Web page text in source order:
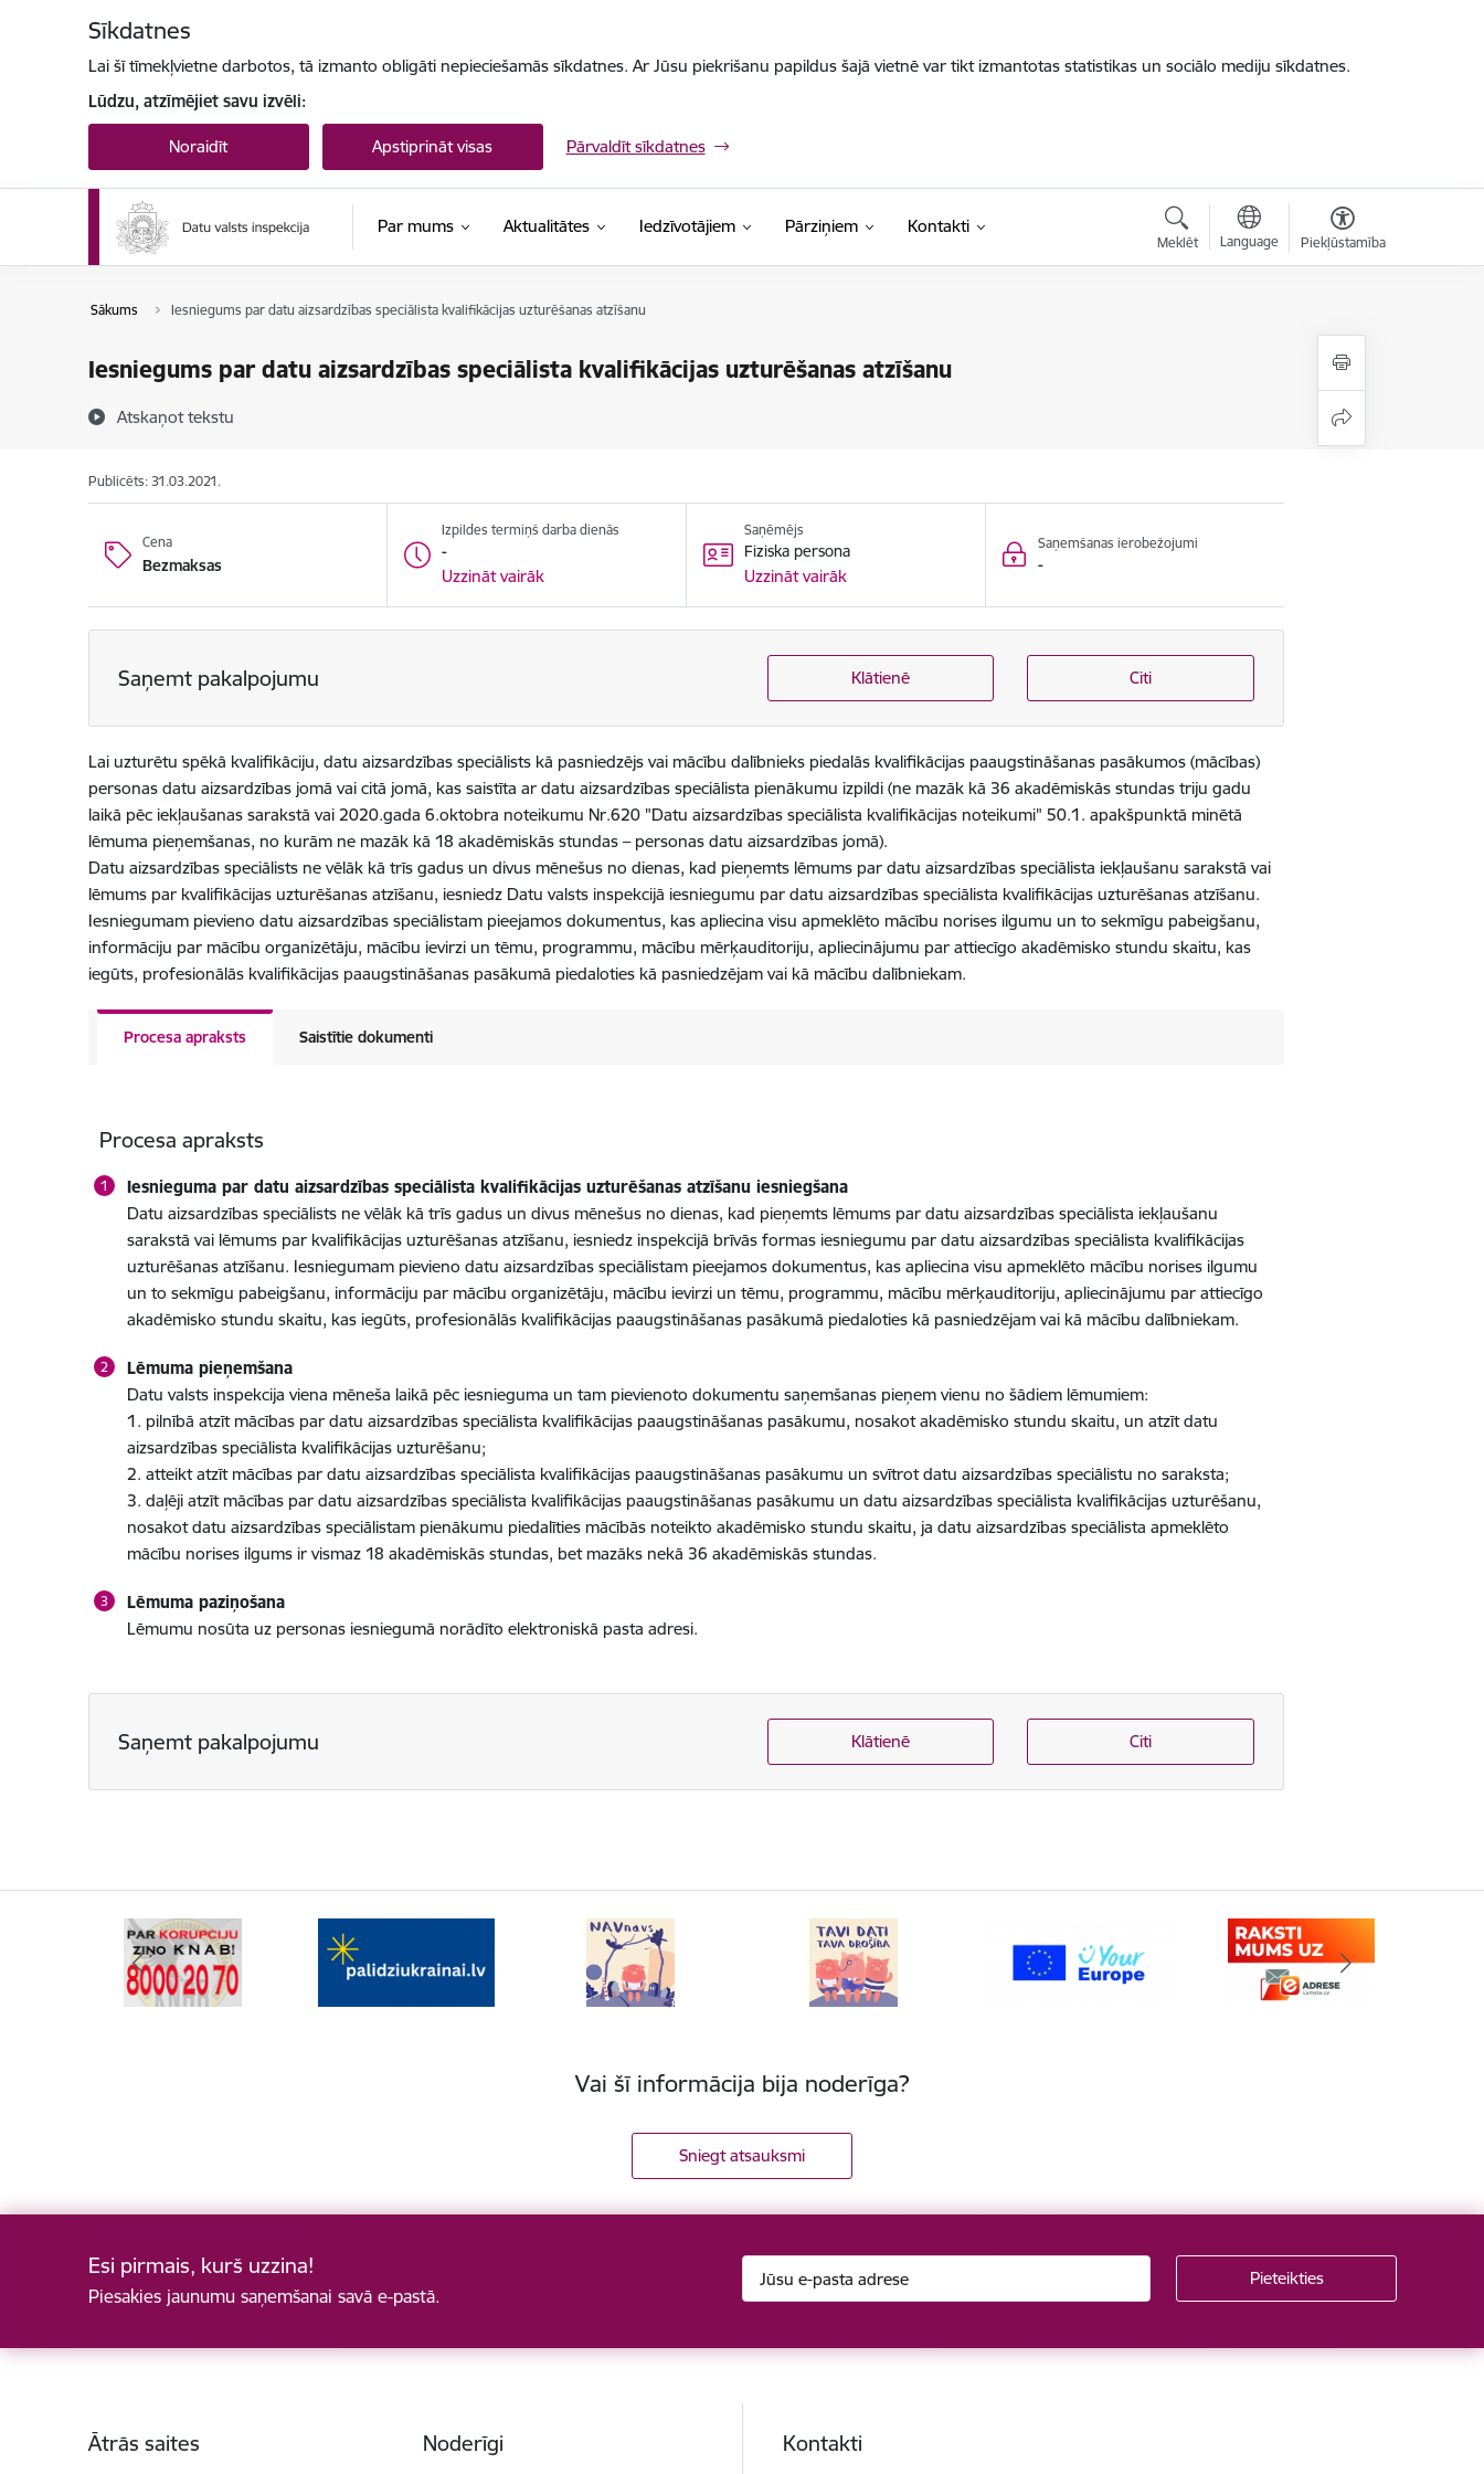
Sīkdatnes
Lai šī tīmekļvietne darbotos, tā izmanto obligāti nepieciešamās sīkdatnes. Ar Jūsu piekrišanu papildus šajā vietnē var tikt izmantotas statistikas un sociālo mediju sīkdatnes.
Lūdzu, atzīmējiet savu izvēli:
Noraidīt Apstiprināt visas Pārvaldīt sīkdatnes
Par mums Aktualitātes Iedzīvotājiem Pārziņiem Kontakti
Meklēt Language Piekļūstamība
Sākums Iesniegums par datu aizsardzības speciālista kvalifikācijas uzturēšanas atzīšanu
Iesniegums par datu aizsardzības speciālista kvalifikācijas uzturēšanas atzīšanu
Atskaņot tekstu
Publicēts: 31.03.2021.
Cena
Bezmaksas
Izpildes termiņš darba dienās
-
Uzzināt vairāk
Saņēmējs
Fiziska persona
Uzzināt vairāk
Saņemšanas ierobežojumi
-
Saņemt pakalpojumu Klātienē Citi
Lai uzturētu spēkā kvalifikāciju, datu aizsardzības speciālists kā pasniedzējs vai mācību dalībnieks piedalās kvalifikācijas paaugstināšanas pasākumos (mācības)
personas datu aizsardzības jomā vai citā jomā, kas saistīta ar datu aizsardzības speciālista pienākumu izpildi (ne mazāk kā 36 akadēmiskās stundas triju gadu
laikā pēc iekļaušanas sarakstā vai 2020.gada 6.oktobra noteikumu Nr.620 "Datu aizsardzības speciālista kvalifikācijas noteikumi" 50.1. apakšpunktā minētā
lēmuma pieņemšanas, no kurām ne mazāk kā 18 akadēmiskās stundas – personas datu aizsardzības jomā).
Datu aizsardzības speciālists ne vēlāk kā trīs gadus un divus mēnešus no dienas, kad pieņemts lēmums par datu aizsardzības speciālista iekļaušanu sarakstā vai
lēmums par kvalifikācijas uzturēšanas atzīšanu, iesniedz Datu valsts inspekcijā iesniegumu par datu aizsardzības speciālista kvalifikācijas uzturēšanas atzīšanu.
Iesniegumam pievieno datu aizsardzības speciālistam pieejamos dokumentus, kas apliecina visu apmeklēto mācību norises ilgumu un to sekmīgu pabeigšanu,
informāciju par mācību organizētāju, mācību ievirzi un tēmu, programmu, mācību mērķauditoriju, apliecinājumu par attiecīgo akadēmisko stundu skaitu, kas
iegūts, profesionālās kvalifikācijas paaugstināšanas pasākumā piedaloties kā pasniedzējam vai kā mācību dalībniekam.
Procesa apraksts Saistītie dokumenti
Procesa apraksts
Iesnieguma par datu aizsardzības speciālista kvalifikācijas uzturēšanas atzīšanu iesniegšana
Datu aizsardzības speciālists ne vēlāk kā trīs gadus un divus mēnešus no dienas, kad pieņemts lēmums par datu aizsardzības speciālista iekļaušanu
sarakstā vai lēmums par kvalifikācijas uzturēšanas atzīšanu, iesniedz inspekcijā brīvās formas iesniegumu par datu aizsardzības speciālista kvalifikācijas
uzturēšanas atzīšanu. Iesniegumam pievieno datu aizsardzības speciālistam pieejamos dokumentus, kas apliecina visu apmeklēto mācību norises ilgumu
un to sekmīgu pabeigšanu, informāciju par mācību organizētāju, mācību ievirzi un tēmu, programmu, mācību mērķauditoriju, apliecinājumu par attiecīgo
akadēmisko stundu skaitu, kas iegūts, profesionālās kvalifikācijas paaugstināšanas pasākumā piedaloties kā pasniedzējam vai kā mācību dalībniekam.
Lēmuma pieņemšana
Datu valsts inspekcija viena mēneša laikā pēc iesnieguma un tam pievienoto dokumentu saņemšanas pieņem vienu no šādiem lēmumiem:
1. pilnībā atzīt mācības par datu aizsardzības speciālista kvalifikācijas paaugstināšanas pasākumu, nosakot akadēmisko stundu skaitu, un atzīt datu
aizsardzības speciālista kvalifikācijas uzturēšanu;
2. atteikt atzīt mācības par datu aizsardzības speciālista kvalifikācijas paaugstināšanas pasākumu un svītrot datu aizsardzības speciālistu no saraksta;
3. daļēji atzīt mācības par datu aizsardzības speciālista kvalifikācijas paaugstināšanas pasākumu un datu aizsardzības speciālista kvalifikācijas uzturēšanu,
nosakot datu aizsardzības speciālistam pienākumu piedalīties mācībās noteikto akadēmisko stundu skaitu, ja datu aizsardzības speciālista apmeklēto
mācību norises ilgums ir vismaz 18 akadēmiskās stundas, bet mazāks nekā 36 akadēmiskās stundas.
Lēmuma paziņošana
Lēmumu nosūta uz personas iesniegumā norādīto elektroniskā pasta adresi.
Saņemt pakalpojumu Klātienē Citi
Vai šī informācija bija noderīga?
Sniegt atsauksmi
Esi pirmais, kurš uzzina!
Piesakies jaunumu saņemšanai savā e-pastā.
Ātrās saites Noderīgi Kontakti